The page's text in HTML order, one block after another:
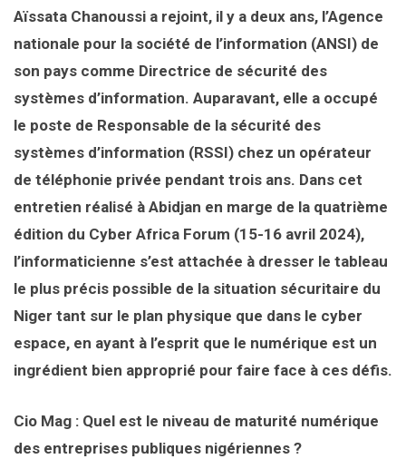
Aïssata Chanoussi a rejoint, il y a deux ans, l’Agence
nationale pour la société de l’information (ANSI) de
son pays comme Directrice de sécurité des
systèmes d’information. Auparavant, elle a occupé
le poste de Responsable de la sécurité des
systèmes d’information (RSSI) chez un opérateur
de téléphonie privée pendant trois ans. Dans cet
entretien réalisé à Abidjan en marge de la quatrième
édition du Cyber Africa Forum (15-16 avril 2024),
l’informaticienne s’est attachée à dresser le tableau
le plus précis possible de la situation sécuritaire du
Niger tant sur le plan physique que dans le cyber
espace, en ayant à l’esprit que le numérique est un
ingrédient bien approprié pour faire face à ces défis.
Cio Mag : Quel est le niveau de maturité numérique
des entreprises publiques nigériennes ?